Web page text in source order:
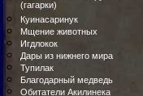
(гагарки)
Куинасаринук
Мщение животных
Игдлокок
Дары из нижнего мира
Тупилак
Благодарный медведь
Обитатели Акилинека